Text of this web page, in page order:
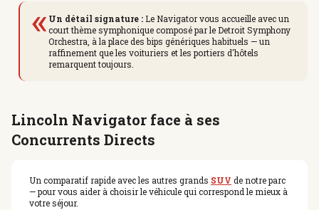
« Un détail signature :Le Navigator vous accueille avec un
court thème symphonique composé par le Detroit Symphony
Orchestra, à la place des bips génériques habituels — un
raffinement que les voituriers et les portiers d'hôtels
remarquent toujours.
Lincoln Navigator face à ses
Concurrents Directs
Un comparatif rapide avec les autres grands SUV de notre parc
— pour vous aider à choisir le véhicule qui correspond le mieux à
votre séjour.